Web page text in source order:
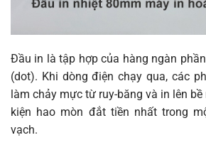
Đầu in là tập hợp của hàng ngàn
(dot). Khi dòng điện chạy qua, các
làm chảy mực từ ruy-băng và in lên
kiện hao mòn đắt tiền nhất trong
vạch.